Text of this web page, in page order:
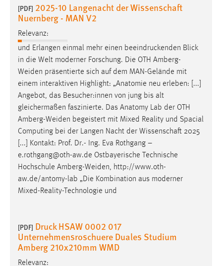
[PDF] 2025-10 Langenacht der Wissenschaft
Nuernberg - MAN V2
Relevanz:
und Erlangen einmal mehr einen beeindruckenden Blick
in die Welt moderner Forschung. Die OTH Amberg-
Weiden präsentierte sich auf dem MAN-Gelände mit
einem interaktiven Highlight: „Anatomie neu erleben: [...]
Angebot, das Besucher:innen von jung bis alt
gleichermaßen faszinierte. Das Anatomy Lab der OTH
Amberg-Weiden begeistert mit Mixed Reality und Spacial
Computing bei der Langen Nacht der Wissenschaft 2025
[...] Kontakt: Prof. Dr.- Ing. Eva Rothgang –
e.rothgang@oth-aw.de Ostbayerische Technische
Hochschule Amberg-Weiden, http://www.oth-
aw.de/antomy-lab „Die Kombination aus moderner
Mixed-Reality-Technologie und
[PDF] Druck HSAW 0002 017
Unternehmensroschuere Duales Studium
Amberg 210x210mm WMD
Relevanz: